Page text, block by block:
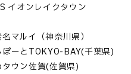
イオンレイクタウン
マルイ（神奈川県）
ぽーとTOKYO-BAY(千葉県)
ウン佐賀(佐賀県)